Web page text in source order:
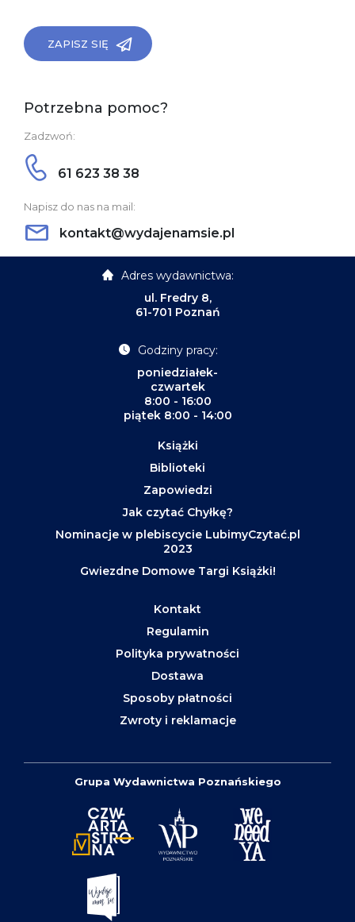
ZAPISZ SIĘ
Potrzebna pomoc?
Zadzwoń:
61 623 38 38
Napisz do nas na mail:
kontakt@wydajenamsie.pl
Adres wydawnictwa:
ul. Fredry 8,
61-701 Poznań
Godziny pracy:
poniedziałek-
czwartek
8:00 - 16:00
piątek 8:00 - 14:00
Książki
Biblioteki
Zapowiedzi
Jak czytać Chyłkę?
Nominacje w plebiscycie LubimyCzytać.pl
2023
Gwiezdne Domowe Targi Książki!
Kontakt
Regulamin
Polityka prywatności
Dostawa
Sposoby płatności
Zwroty i reklamacje
Grupa Wydawnictwa Poznańskiego